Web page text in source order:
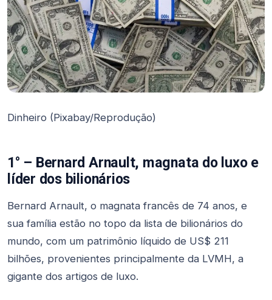
Dinheiro (Pixabay/Reprodução)
1° – Bernard Arnault, magnata do luxo e
líder dos bilionários
Bernard Arnault, o magnata francês de 74 anos, e
sua família estão no topo da lista de bilionários do
mundo, com um patrimônio líquido de US$ 211
bilhões, provenientes principalmente da LVMH, a
gigante dos artigos de luxo.